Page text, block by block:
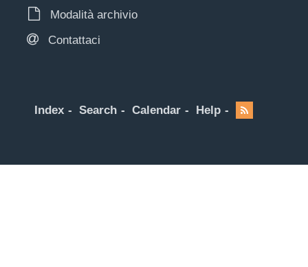
Modalità archivio
Contattaci
Index Search Calendar Help